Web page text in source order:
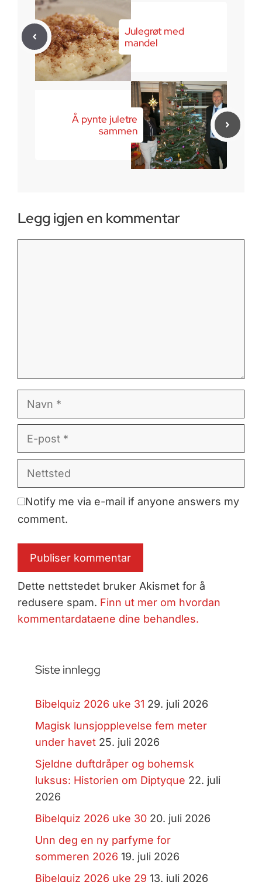
Julegrøt med
mandel
Å pynte juletre
sammen
Legg igjen en kommentar
post
Notify me via e-mail if anyone answers my
comment.
Dette nettstedet bruker Akismet for å
redusere spam. Finn ut mer om hvordan
kommentardataene dine behandles.
Siste innlegg
Bibelquiz 2026 uke 31 29. juli 2026
Magisk lunsjopplevelse fem meter
under havet 25. juli 2026
Sjeldne duftdråper og bohemsk
luksus: Historien om Diptyque 22. juli
2026
Bibelquiz 2026 uke 30 20. juli 2026
Unn deg en ny parfyme for
sommeren 2026 19. juli 2026
Bibelquiz 2026 uke 29 13. juli 2026